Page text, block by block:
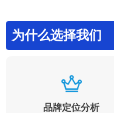
为什么选择我们
品牌定位分析